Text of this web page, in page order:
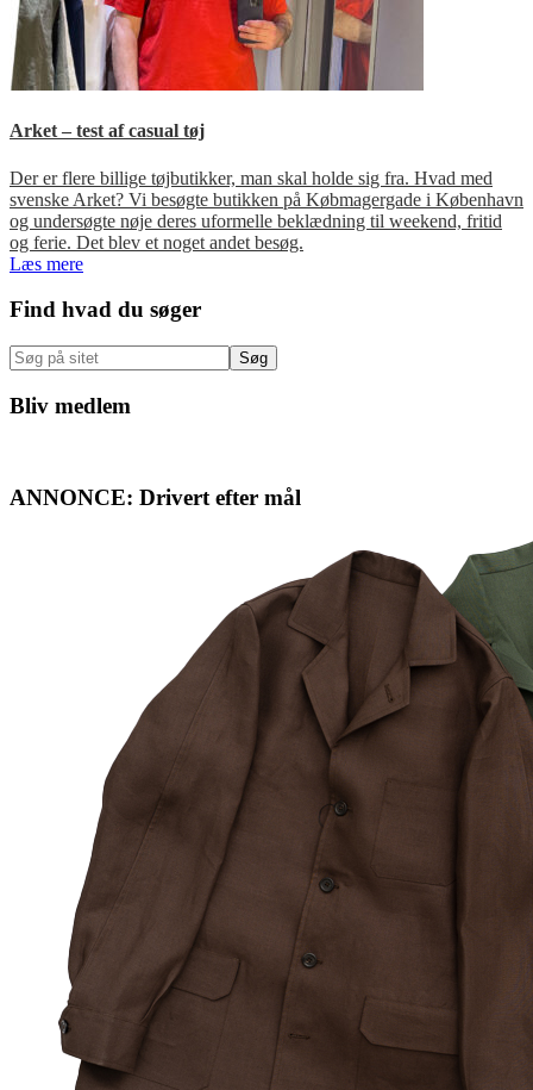
Arket – test af casual tøj
Der er flere billige tøjbutikker, man skal holde sig fra. Hvad med
svenske Arket? Vi besøgte butikken på Købmagergade i København
og undersøgte nøje deres uformelle beklædning til weekend, fritid
og ferie. Det blev et noget andet besøg.
Læs mere
Primær
Sidebar
Find hvad du søger
Søg
på
sitet
Bliv medlem
ANNONCE: Drivert efter mål